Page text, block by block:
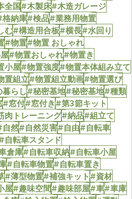
全国#木製床#木造ガレージ
納庫#検品#業務用物置
む#構造用合板#横長#水回り
#物置#物置 おしゃれ
#物置おしゃれ#物置き
小屋#物置強度#物置本体組み立て
置組立#物置組立動画#物置選び
らし#秘密基地#秘密基地#種類
#窓付#窓付き#第3節キット
肉トレーニング#納品#組立て
然#自然災害#自由#自転車
自転車スタンド
倉庫#自転車収納#自転車小屋
#自転車物置#自転車置き
#薄型物置#補強キット#資材
屋#趣味空間#趣味部屋#車#車庫